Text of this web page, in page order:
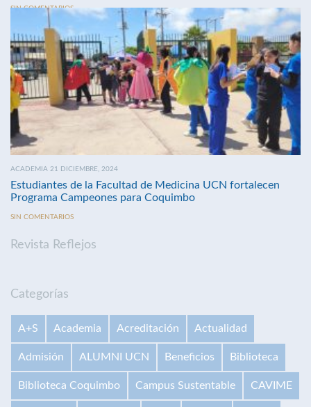
SIN COMENTARIOS
ACADEMIA 21 DICIEMBRE, 2024
Estudiantes de la Facultad de Medicina UCN fortalecen
Programa Campeones para Coquimbo
SIN COMENTARIOS
Revista Reflejos
Categorías
A+S Academia Acreditación Actualidad
Admisión ALUMNI UCN Beneficios Biblioteca
Biblioteca Coquimbo Campus Sustentable CAVIME